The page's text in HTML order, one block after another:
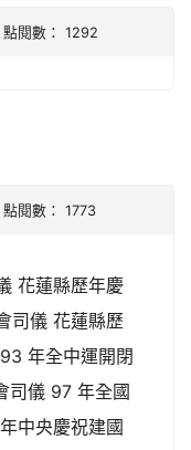
閱數： 1292
閱數： 1773
花蓮縣歷年慶
司儀 花蓮縣歷
年全中運開閉
司儀 97 年全國
中央慶祝建國